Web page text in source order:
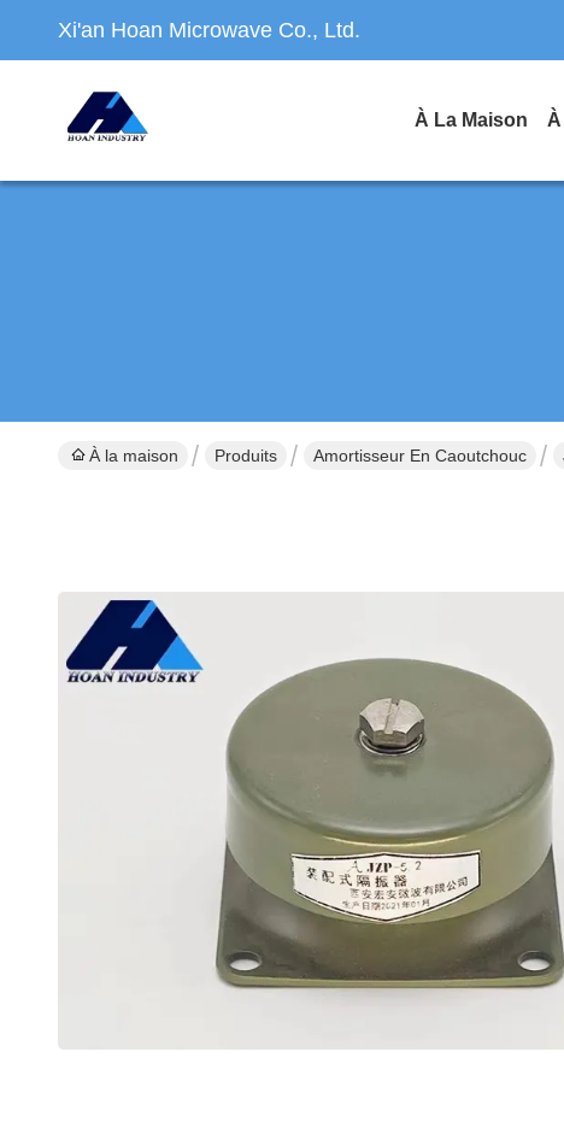
Xi'an Hoan Microwave Co., Ltd.
À La Maison
À la maison Produits Amortisseur En Caoutchouc